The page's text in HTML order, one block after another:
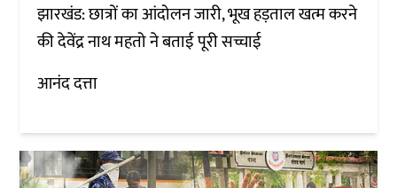
झारखंड: छात्रों का आंदोलन जारी, भूख हड़ताल खत्म करने
की देवेंद्र नाथ महतो ने बताई पूरी सच्चाई
आनंद दत्ता